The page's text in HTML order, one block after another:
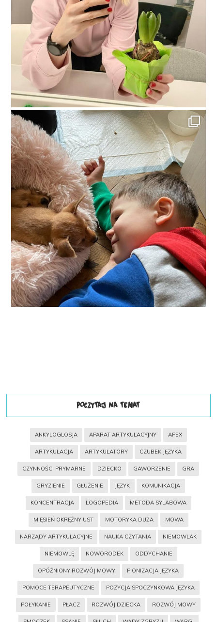
POCZYTAJ NA TEMAT
ANKYLOGLOSJA APARAT ARTYKULACYJNY APEX
ARTYKULACJA ARTYKULATORY CZUBEK JĘZYKA
CZYNNOŚCI PRYMARNE DZIECKO GAWORZENIE GRA
GRYZIENIE GŁUŻENIE JĘZYK KOMUNIKACJA
KONCENTRACJA LOGOPEDIA METODA SYLABOWA
MIĘSIEŃ OKRĘŻNY UST MOTORYKA DUŻA MOWA
NARZĄDY ARTYKULACYJNE NAUKA CZYTANIA NIEMOWLAK
NIEMOWLĘ NOWORODEK ODDYCHANIE
OPÓŹNIONY ROZWÓJ MOWY PIONIZACJA JĘZYKA
POMOCE TERAPEUTYCZNE POZYCJA SPOCZYNKOWA JĘZYKA
POŁYKANIE PŁACZ ROZWÓJ DZIECKA ROZWÓJ MOWY